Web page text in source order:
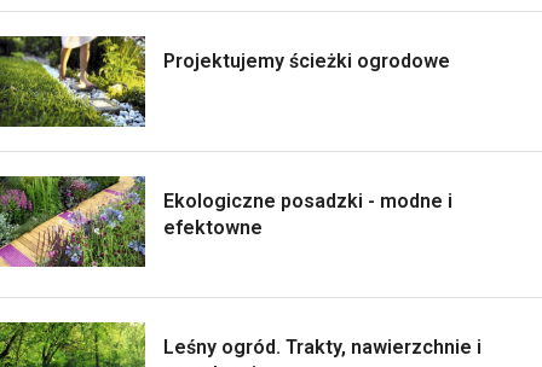
Projektujemy ścieżki ogrodowe
Ekologiczne posadzki - modne i
efektowne
Leśny ogród. Trakty, nawierzchnie i